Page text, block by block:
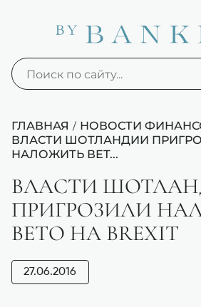
ГЛАВНАЯ / НОВОСТИ
ВЛАСТИ ШОТЛАНДИИ
НАЛОЖИТЬ ВЕТ...
ВЛАСТИ
ПРИГРОЗИЛИ
ВЕТО НА BREXIT
27.06.2016